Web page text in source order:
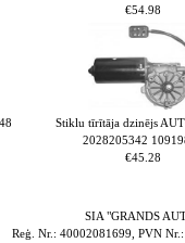
€54.98
Stiklu tīrītāja dzinējs
2028205342
€45.28
SIA "GRANDS
Reģ. Nr.: 40002081699, PVN